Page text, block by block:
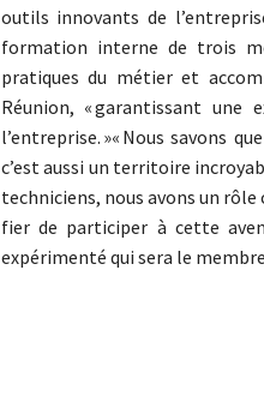
outils innovants de
formation interne de trois
pratiques du métier et
Réunion, « garantissant une
l’entreprise. »« Nous savons
c’est aussi un territoire
techniciens, nous avons un
fier de participer à cette
expérimenté qui sera le